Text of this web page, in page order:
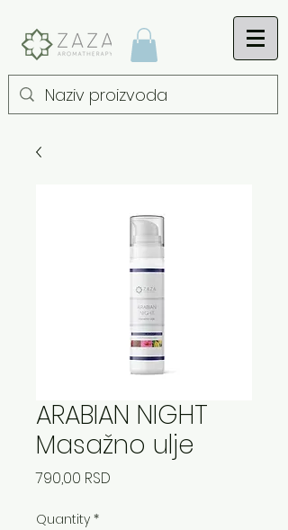
ARABIAN NIGHT
Masažno ulje
790,00 RSD
Quantity *